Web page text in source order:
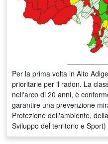
Per la prima volta in Alto
prioritarie per il radon. La
nell'arco di 20 anni, è
garantire una prevenzione
Protezione dell'ambiente,
Sviluppo del territorio e Sport)